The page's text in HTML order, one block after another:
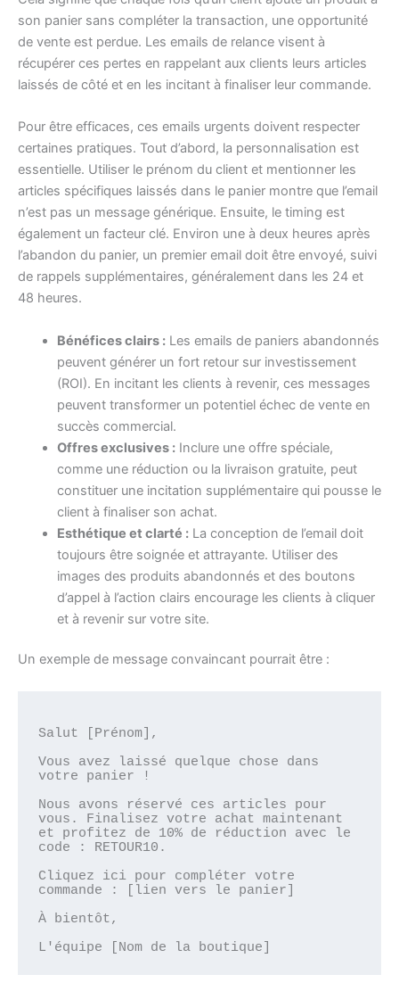
son panier sans compléter la transaction, une opportunité
de vente est perdue. Les emails de relance visent à
récupérer ces pertes en rappelant aux clients leurs articles
laissés de côté et en les incitant à finaliser leur commande.
Pour être efficaces, ces emails urgents doivent respecter
certaines pratiques. Tout d’abord, la personnalisation est
essentielle. Utiliser le prénom du client et mentionner les
articles spécifiques laissés dans le panier montre que l’email
n’est pas un message générique. Ensuite, le timing est
également un facteur clé. Environ une à deux heures après
l’abandon du panier, un premier email doit être envoyé, suivi
de rappels supplémentaires, généralement dans les 24 et
48 heures.
Bénéfices clairs :Les emails de paniers abandonnés
peuvent générer un fort retour sur investissement
(ROI). En incitant les clients à revenir, ces messages
peuvent transformer un potentiel échec de vente en
succès commercial.
Offres exclusives :Inclure une offre spéciale,
comme une réduction ou la livraison gratuite, peut
constituer une incitation supplémentaire qui pousse le
client à finaliser son achat.
Esthétique et clarté :La conception de l’email doit
toujours être soignée et attrayante. Utiliser des
images des produits abandonnés et des boutons
d’appel à l’action clairs encourage les clients à cliquer
et à revenir sur votre site.
Un exemple de message convaincant pourrait être :
Salut [Prénom],
Vous avez laissé quelque chose dans
votre panier !
Nous avons réservé ces articles pour
vous. Finalisez votre achat maintenant
et profitez de 10% de réduction avec le
code : RETOUR10.
Cliquez ici pour compléter votre
commande : [lien vers le panier]
À bientôt,